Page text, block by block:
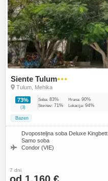
Siente Tulum●●●
Tulum, Mehika
73%
(3)
Soba: 83% Hrana: 90%
Storitev: 71% Lokacija: 94%
Bazen
Dvoposteljna soba Deluxe Kingbett
Samo soba
Condor (VIE)
7 dni